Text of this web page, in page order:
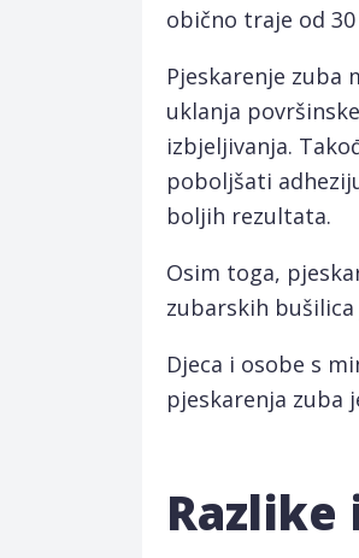
obično traje od
Pjeskarenje
uklanja
izbjeljivanja.
poboljšati
boljih rezultata.
Osim toga,
zubarskih
Djeca i osobe s
pjeskarenja zuba
Razlike